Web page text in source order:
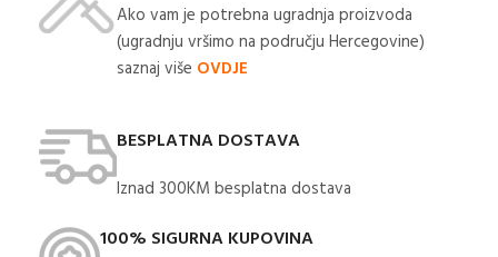
Ako vam je potrebna ugradnja proizvoda
(ugradnju vršimo na području Hercegovine)
saznaj više OVDJE
BESPLATNA DOSTAVA
Iznad 300KM besplatna dostava​
100% SIGURNA KUPOVINA